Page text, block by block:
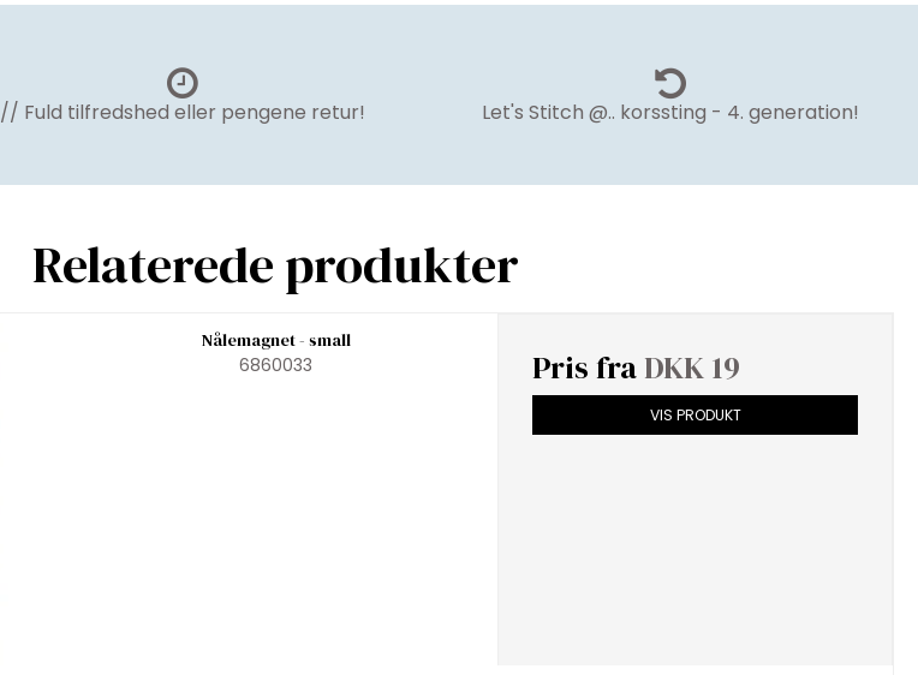
// Fuld tilfredshed eller pengene retur! Let's Stitch @.. korssting - 4. generation!
Relaterede produkter
Nålemagnet - small
6860033
Pris fraDKK 19
VIS PRODUKT